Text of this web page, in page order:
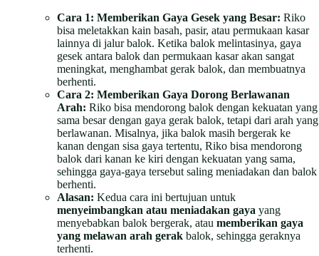
Cara 1: Memberikan Gaya Gesek yang Besar: Riko
bisa meletakkan kain basah, pasir, atau permukaan kasar
lainnya di jalur balok. Ketika balok melintasinya, gaya
gesek antara balok dan permukaan kasar akan sangat
meningkat, menghambat gerak balok, dan membuatnya
berhenti.
Cara 2: Memberikan Gaya Dorong Berlawanan
Arah: Riko bisa mendorong balok dengan kekuatan yang
sama besar dengan gaya gerak balok, tetapi dari arah yang
berlawanan. Misalnya, jika balok masih bergerak ke
kanan dengan sisa gaya tertentu, Riko bisa mendorong
balok dari kanan ke kiri dengan kekuatan yang sama,
sehingga gaya-gaya tersebut saling meniadakan dan balok
berhenti.
Alasan: Kedua cara ini bertujuan untuk
menyeimbangkan atau meniadakan gaya yang
menyebabkan balok bergerak, atau memberikan gaya
yang melawan arah gerak balok, sehingga geraknya
terhenti.